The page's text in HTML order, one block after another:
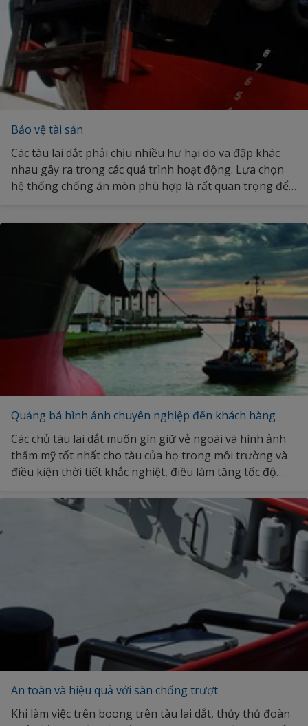
Bảo vệ tài sản
Các tàu lai dắt phải chịu nhiều hư hại do va đập khác
nhau gây ra trong các quá trình hoạt động. Lựa chọn
hệ thống chống ăn mòn phù hợp là rất quan trọng để
hệ thống chống ăn mòn của chúng tôi.
Quảng bá hình ảnh chuyên nghiệp đến khách hàng
Các chủ tàu lai dắt muốn gìn giữ vẻ ngoài và hình ảnh
thẩm mỹ tốt nhất cho tàu của họ trong môi trường và
điều kiện thời tiết khắc nghiệt, điều làm tăng tốc độ
sơn hoàn thiện của chúng tôi.
An toàn và hiệu quả với sàn chống trượt
Khi làm việc trên boong trên tàu lai dắt, thủy thủ đoàn